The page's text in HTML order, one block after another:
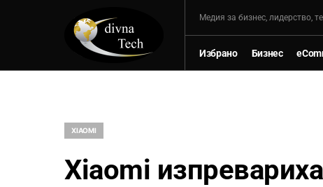
Mедия за бизнес, лидерство,
Избрано Бизнес
XIAOMI
Xiaomi